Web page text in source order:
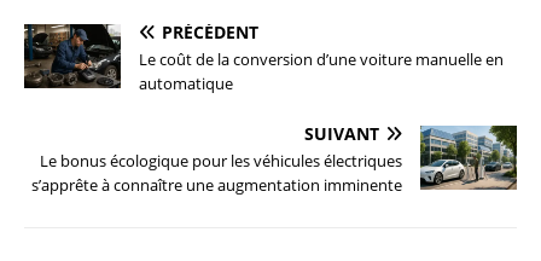
PRÉCÉDENT
Le coût de la conversion d’une voiture manuelle en
automatique
SUIVANT
Le bonus écologique pour les véhicules électriques
s’apprête à connaître une augmentation imminente